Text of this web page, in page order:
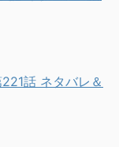
話 ネタバレ＆